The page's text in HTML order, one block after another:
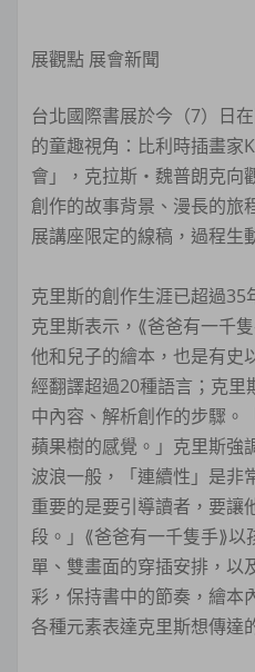
展觀點 展會新聞
台北國際書展於今（7）日
的童趣視角：比利時插畫家
會」，克拉斯・魏普朗克向
創作的故事背景、漫長的旅
展講座限定的線稿，過程生
克里斯的創作生涯已超過35
克里斯表示，⟪爸爸有一千
他和兒子的繪本，也是有史
經翻譯超過20種語言；克里
中內容、解析創作的步驟。
蘋果樹的感覺。」克里斯強
波浪一般，「連續性」是非
重要的是要引導讀者，要讓
段。」⟪爸爸有一千隻手⟫以
單、雙畫面的穿插安排，以
彩，保持書中的節奏，繪本
各種元素表達克里斯想傳達